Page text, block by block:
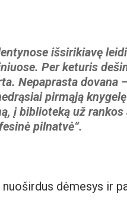
išsirikiavę
Per keturis
Nepaprasta dovana
pirmąją
į biblioteką už rankos
pilnatvė“.
dėmesys ir